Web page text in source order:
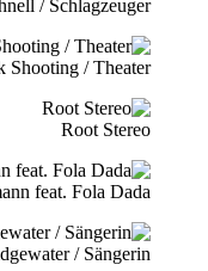
/ Schlagzeuger
Shooting / Theater
Root Stereo
feat. Fola Dada
/ Sängerin